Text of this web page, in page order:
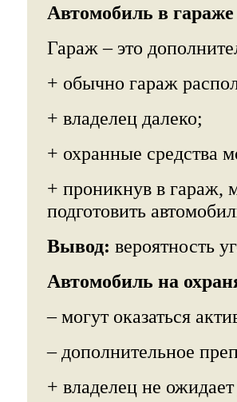
Автомобиль в
Гараж – это
+ обычно гараж
+ владелец далеко;
+ охранные средства
+ проникнув в гараж,
подготовить
Вывод: вероятность
Автомобиль на
– могут оказаться
– дополнительное
+ владелец не ожидает